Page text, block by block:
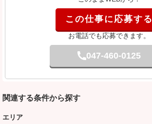
この仕事に応募する
お電話でも応募できます。
047-460-0125
関連する条件から探す
エリア